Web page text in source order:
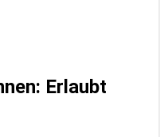
Erlaubt